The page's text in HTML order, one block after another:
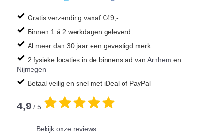
Gratis verzending vanaf €49,-
Binnen 1 á 2 werkdagen geleverd
Al meer dan 30 jaar een gevestigd merk
2 fysieke locaties in de binnenstad van Arnhem en
Nijmegen
Betaal veilig en snel met iDeal of PayPal
4,9 / 5 .
Bekijk onze reviews